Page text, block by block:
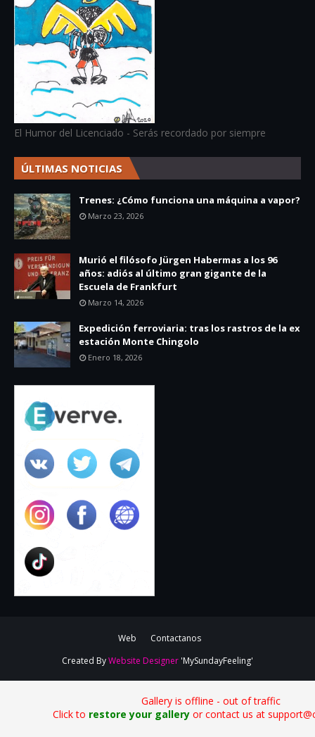
El Humor del Licenciado - Serás recordado por siempre
ÚLTIMAS NOTICIAS
Trenes: ¿Cómo funciona una máquina a vapor?
Marzo 23, 2026
Murió el filósofo Jürgen Habermas a los 96
años: adiós al último gran gigante de la
Escuela de Frankfurt
Marzo 14, 2026
Expedición ferroviaria: tras los rastros de la ex
estación Monte Chingolo
Enero 18, 2026
Web
Contactanos
Created ByWebsite Designer 'MySundayFeeling'
Gallery is offline - out of traffic
Click to restore your galleryor contact us at